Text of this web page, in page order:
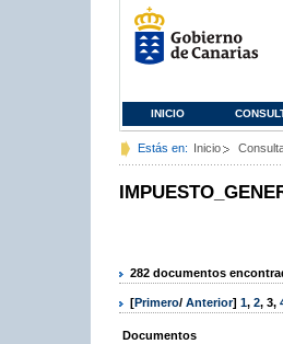
INICIO
Estás en: Inicio
282 documentos
[Primero/ Anterior] 1, 2, 3,
Documentos